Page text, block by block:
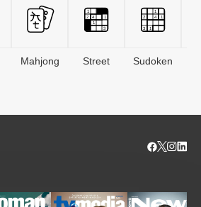
Mahjong Street Sudoken